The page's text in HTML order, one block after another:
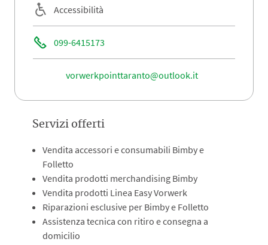
Accessibilità
099-6415173
vorwerkpointtaranto@outlook.it
Servizi offerti
Vendita accessori e consumabili Bimby e
Folletto
Vendita prodotti merchandising Bimby
Vendita prodotti Linea Easy Vorwerk
Riparazioni esclusive per Bimby e Folletto
Assistenza tecnica con ritiro e consegna a
domicilio